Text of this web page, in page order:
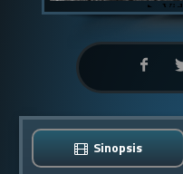
Sinopsis